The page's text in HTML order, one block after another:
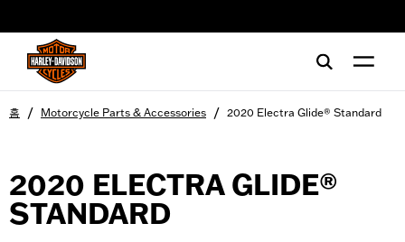
홈 / Motorcycle Parts & Accessories / 2020 Electra Glide® Standard
2020 ELECTRA GLIDE®
STANDARD